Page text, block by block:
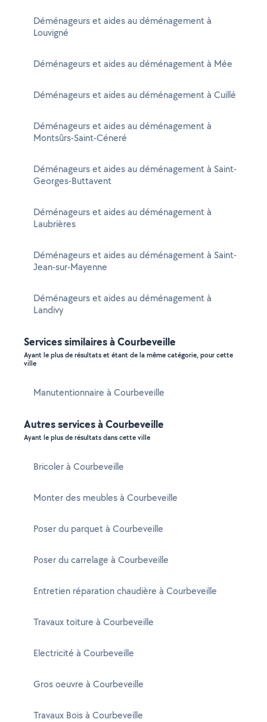
Déménageurs et aides au déménagement à
Louvigné
Déménageurs et aides au déménagement à Mée
Déménageurs et aides au déménagement à Cuillé
Déménageurs et aides au déménagement à
Montsûrs-Saint-Céneré
Déménageurs et aides au déménagement à Saint-
Georges-Buttavent
Déménageurs et aides au déménagement à
Laubrières
Déménageurs et aides au déménagement à Saint-
Jean-sur-Mayenne
Déménageurs et aides au déménagement à
Landivy
Services similaires à Courbeveille
Ayant le plus de résultats et étant de la même catégorie, pour cette
ville
Manutentionnaire à Courbeveille
Autres services à Courbeveille
Ayant le plus de résultats dans cette ville
Bricoler à Courbeveille
Monter des meubles à Courbeveille
Poser du parquet à Courbeveille
Poser du carrelage à Courbeveille
Entretien réparation chaudière à Courbeveille
Travaux toiture à Courbeveille
Electricité à Courbeveille
Gros oeuvre à Courbeveille
Travaux Bois à Courbeveille